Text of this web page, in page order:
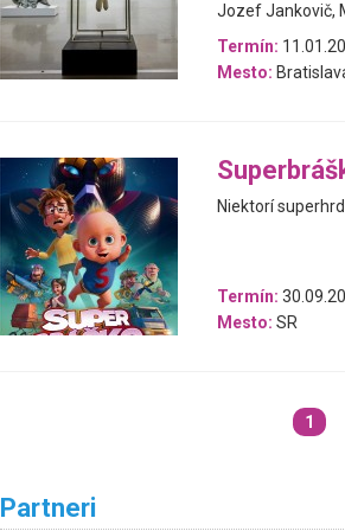
Jozef Jankovič,
Termín:
Mesto:
Niektorí
Termín:
Mesto: SR
1
Partneri